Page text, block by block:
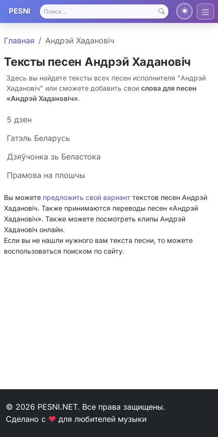
PESNI
Главная Андрэй Хадановіч
Тексты песен Андрэй Хадановіч
Здесь вы найдете тексты всех песен исполнителя "Андрэй
Хадановіч" или сможете добавить свои слова для песен
«Андрэй Хадановіч».
5 дзен
Гатэль Беларусь
Дзяўчонка зь Беластока
Прамова на плошчы
Вы можете предложить свой вариант текстов песен Андрэй
Хадановіч. Также принимаются переводы песен «Андрэй
Хадановіч». Также можете посмотреть клипы Андрэй
Хадановіч онлайн.
Если вы не нашли нужного вам текста песни, то можете
воспользоваться поиском по сайту.
© 2026 PESNI.NET. Все права защищены.
Сделано с ❤ для любителей музыки